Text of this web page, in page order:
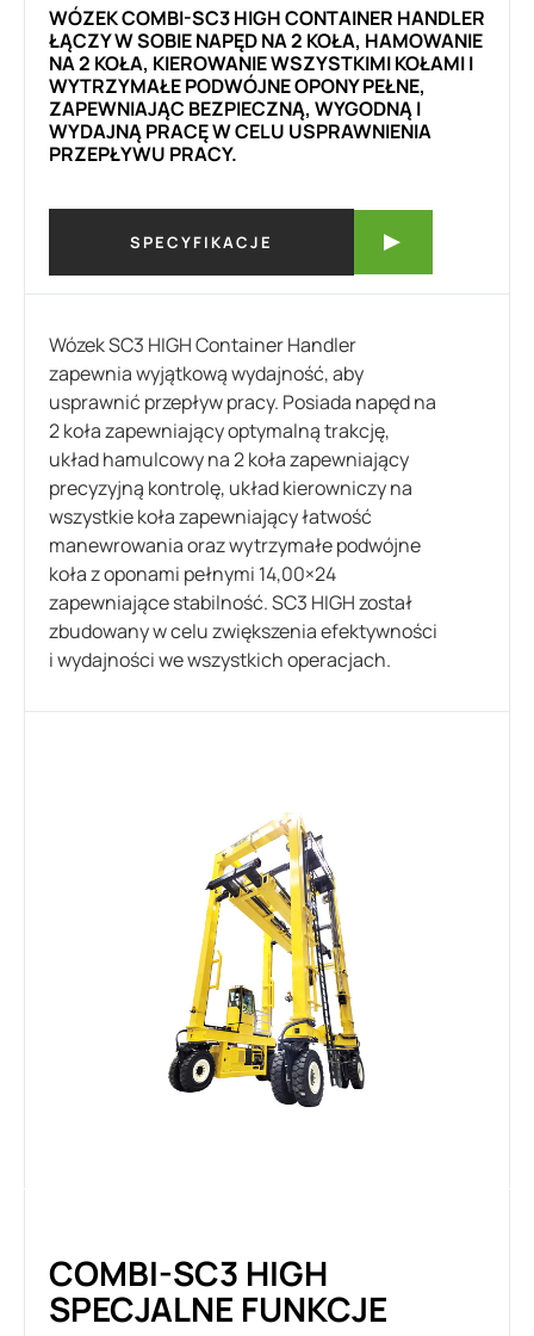
WÓZEK COMBI-SC3 HIGH CONTAINER HANDLER
ŁĄCZY W SOBIE NAPĘD NA 2 KOŁA, HAMOWANIE
NA 2 KOŁA, KIEROWANIE WSZYSTKIMI KOŁAMI I
WYTRZYMAŁE PODWÓJNE OPONY PEŁNE,
ZAPEWNIAJĄC BEZPIECZNĄ, WYGODNĄ I
WYDAJNĄ PRACĘ W CELU USPRAWNIENIA
PRZEPŁYWU PRACY.
SPECYFIKACJE
Wózek SC3 HIGH Container Handler
zapewnia wyjątkową wydajność, aby
usprawnić przepływ pracy. Posiada napęd na
2 koła zapewniający optymalną trakcję,
układ hamulcowy na 2 koła zapewniający
precyzyjną kontrolę, układ kierowniczy na
wszystkie koła zapewniający łatwość
manewrowania oraz wytrzymałe podwójne
koła z oponami pełnymi 14,00×24
zapewniające stabilność. SC3 HIGH został
zbudowany w celu zwiększenia efektywności
i wydajności we wszystkich operacjach.
COMBI-SC3 HIGH
SPECJALNE FUNKCJE